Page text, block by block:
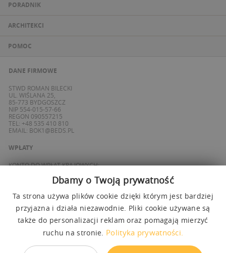
PORADNIK
ARCHITEKCI
POMOC
DANE FIRMOWE
STWD ROMAN BILECKI
UL. WIŚLANA 25,
85-773 BYDGOSZCZ
NIP 554-015-57-66
REGON 090557215
TEL: +48 535 410 810
EMAIL: BOK1@BEDS.PL
WPŁATY
KONTO DO WPŁAT KRAJOWYCH:
69 1050 1139 1000 0090 8355 0765
KONTO DO WPŁAT SPOZA POLSKI / FOREIGN PAYMENTS:
BANK ING
PL 27 1050 1139 1000 0090 8358 3337
SWIFT: INGBPLPW
OBSŁUGUJEMY PŁATNOŚCI
Dbamy o Twoją prywatność
Ta strona używa plików cookie dzięki którym jest bardziej
przyjazna i działa niezawodnie. Pliki cookie używane są
także do personalizacji reklam oraz pomagają mierzyć
ruchu na stronie. Polityka prywatności.